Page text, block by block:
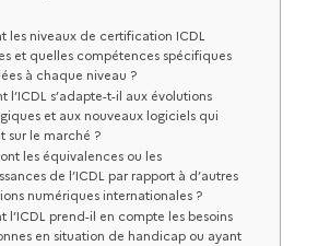
les niveaux de certification ICDL
et quelles compétences spécifiques
à chaque niveau ?
l’ICDL s’adapte-t-il aux évolutions
et aux nouveaux logiciels qui
sur le marché ?
les équivalences ou les
de l’ICDL par rapport à d’autres
numériques internationales ?
l’ICDL prend-il en compte les besoins
en situation de handicap ou ayant